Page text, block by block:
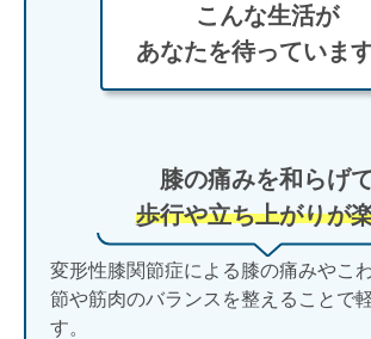
こんな生活が
あなたを待っています
膝の痛みを和らげ
歩行や立ち上がりが
変形性膝関節症による膝の痛みやこ
節や筋肉のバランスを整えることで
す。